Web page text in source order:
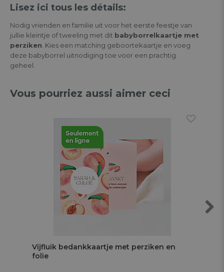
Lisez ici tous les détails:
Nodig vrienden en familie uit voor het eerste feestje van
jullie kleintje of tweeling met dit babyborrelkaartje met
perziken . Kies een matching geboortekaartje en voeg
deze babyborrel uitnodiging toe voor een prachtig
geheel.
Vous pourriez aussi aimer ceci
Vijfluik bedankkaartje met perziken en
folie